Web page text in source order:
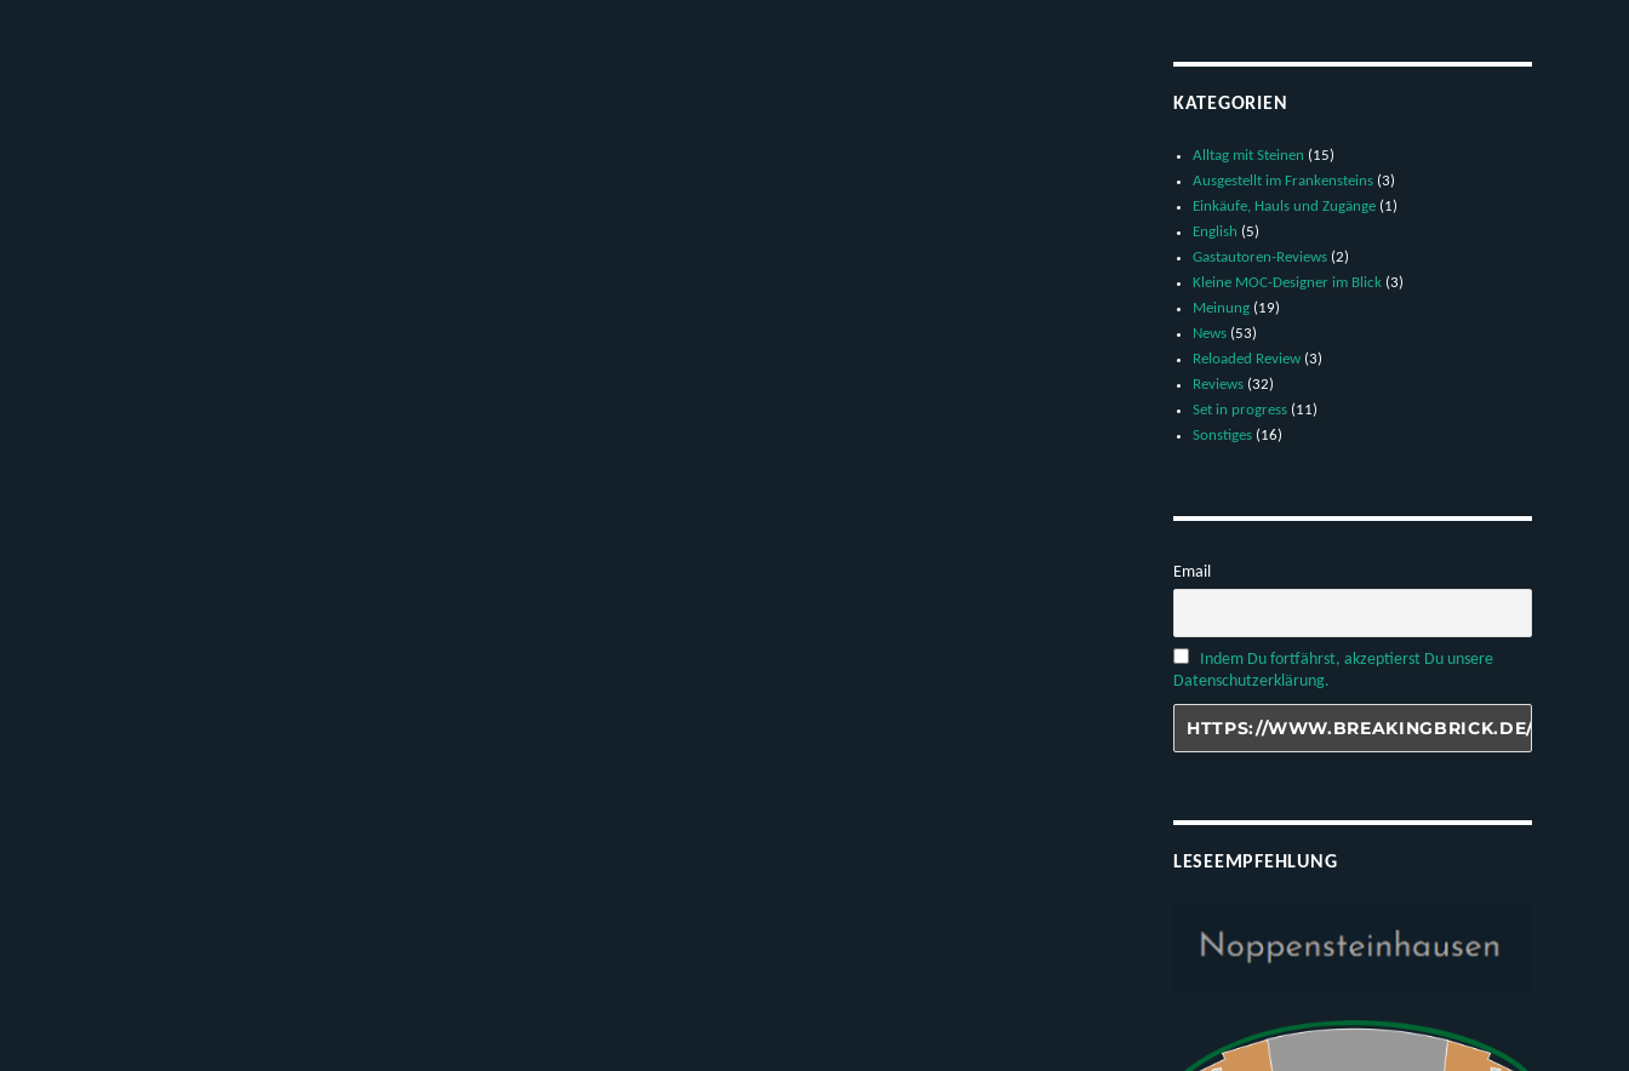
KATEGORIEN
Alltag mit Steinen (15)
Ausgestellt im Frankensteins (3)
Einkäufe, Hauls und Zugänge (1)
English (5)
Gastautoren-Reviews (2)
Kleine MOC-Designer im Blick (3)
Meinung (19)
News (53)
Reloaded Review (3)
Reviews (32)
Set in progress (11)
Sonstiges (16)
Email
Indem Du fortfährst, akzeptierst Du unsere
Datenschutzerklärung.
LESEEMPFEHLUNG